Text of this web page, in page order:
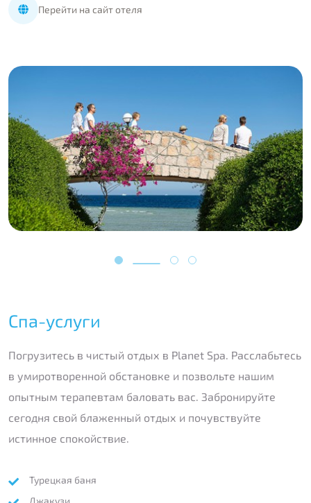
Перейти на сайт отеля
Спа-услуги
Погрузитесь в чистый отдых в Planet Spa. Расслабьтесь
в умиротворенной обстановке и позвольте нашим
опытным терапевтам баловать вас. Забронируйте
сегодня свой блаженный отдых и почувствуйте
истинное спокойствие.
Турецкая баня
Джакузи